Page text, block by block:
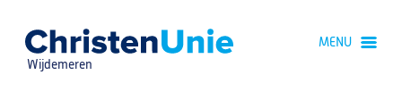
Spring
naar
Wijdemeren
MENU